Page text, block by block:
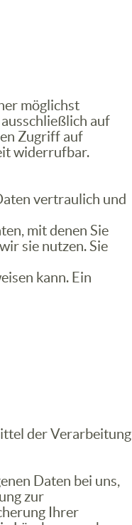
möglichst
auf
Zugriff auf
widerrufbar.
vertraulich und
mit denen Sie
sie nutzen. Sie
kann. Ein
der Verarbeitung
Daten bei uns,
zur
Ihrer